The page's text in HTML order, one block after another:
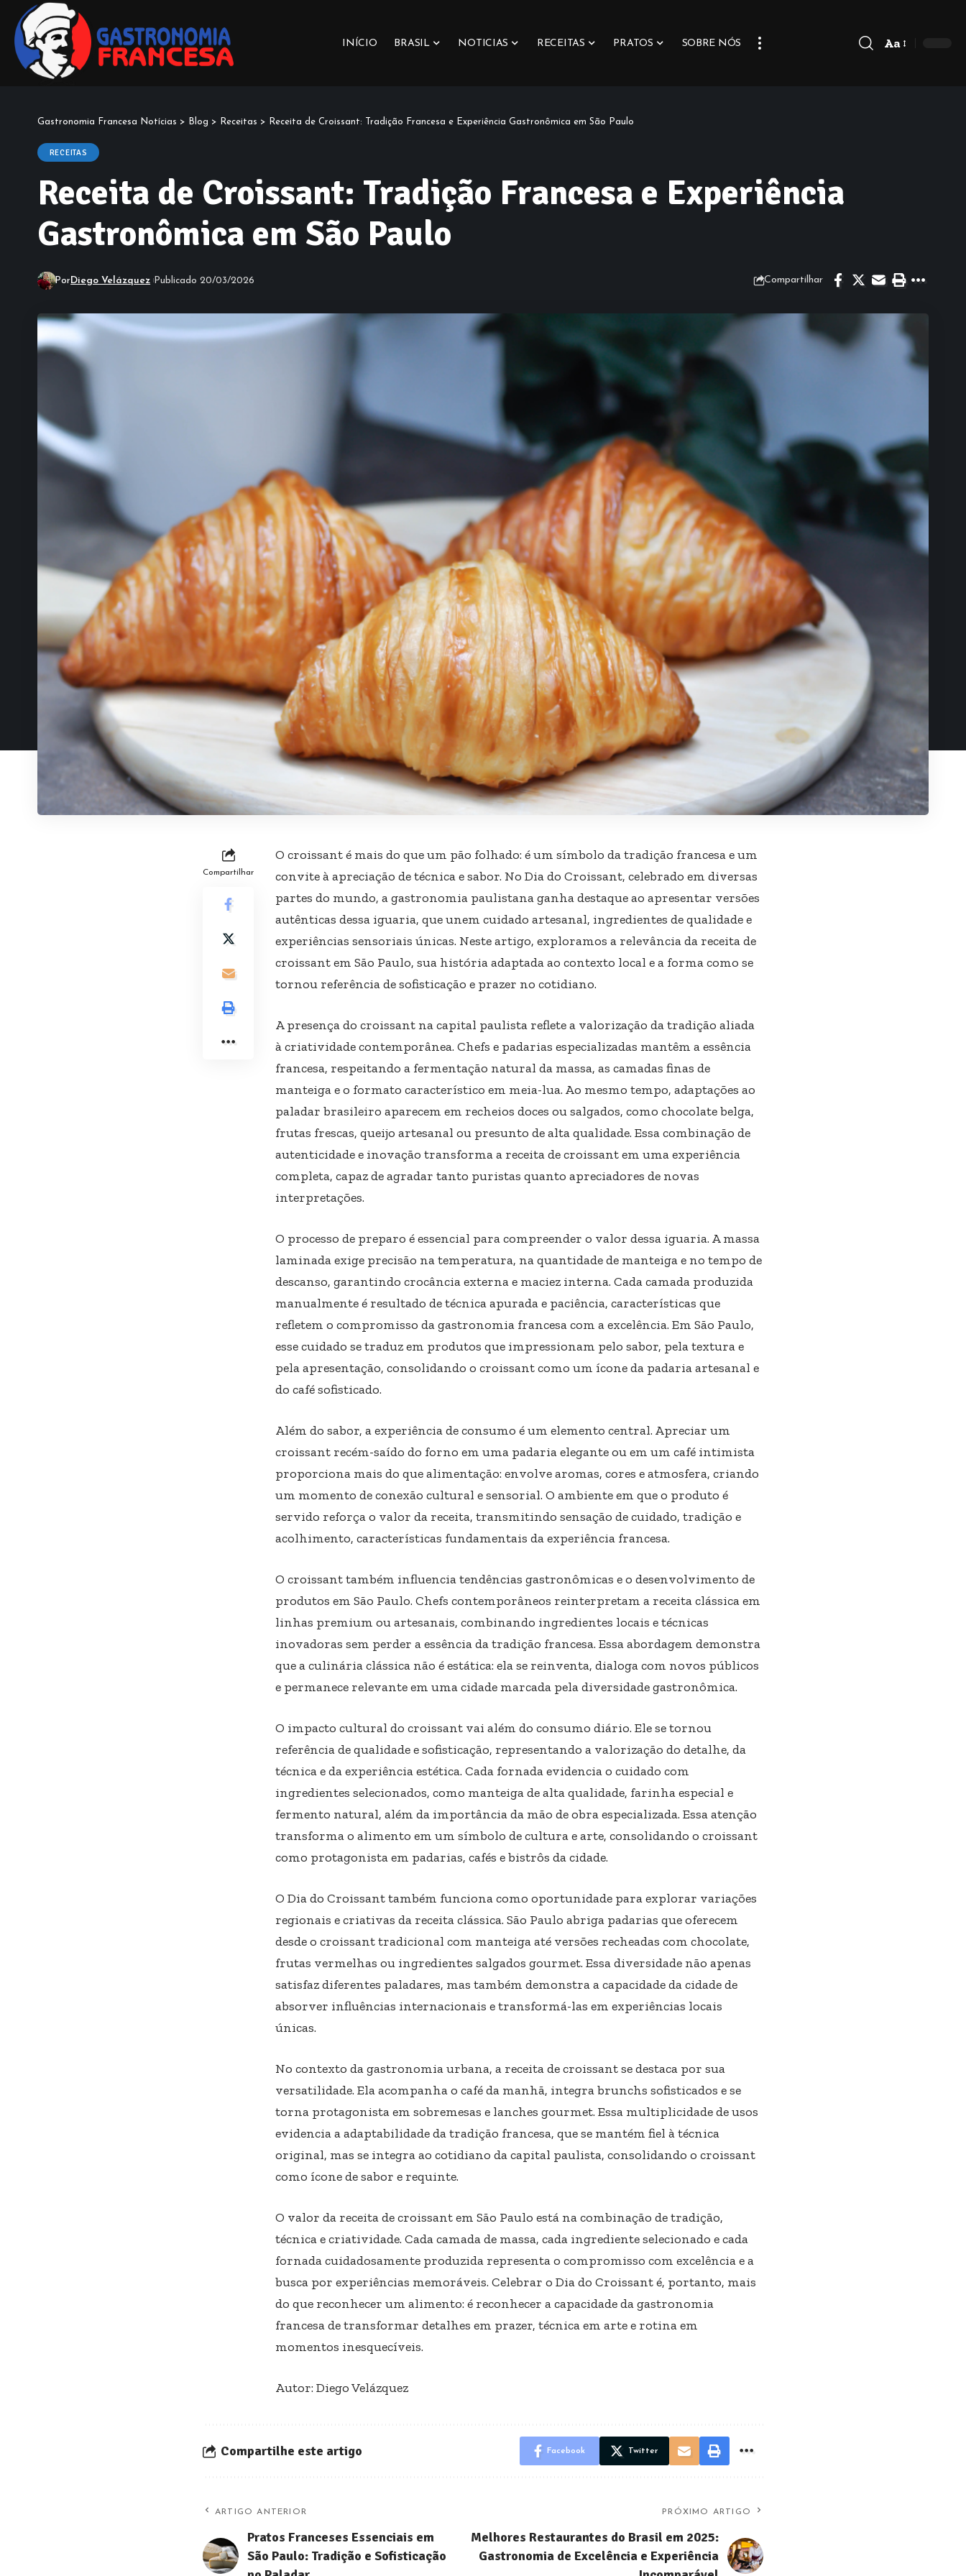
INÍCIO BRASIL NOTICIAS RECEITAS PRATOS SOBRE NÓS Aa
Gastronomia Francesa Notícias > Blog > Receitas > Receita de Croissant: Tradição Francesa e Experiência Gastronômica em São Paulo
RECEITAS
Receita de Croissant: Tradição Francesa e Experiência
Gastronômica em São Paulo
PorDiego Velázquez Publicado 20/03/2026 Compartilhar
Compartilhar
O croissant é mais do que um pão folhado: é um símbolo da tradição francesa e um
convite à apreciação de técnica e sabor. No Dia do Croissant, celebrado em diversas
partes do mundo, a gastronomia paulistana ganha destaque ao apresentar versões
autênticas dessa iguaria, que unem cuidado artesanal, ingredientes de qualidade e
experiências sensoriais únicas. Neste artigo, exploramos a relevância da receita de
croissant em São Paulo, sua história adaptada ao contexto local e a forma como se
tornou referência de sofisticação e prazer no cotidiano.
A presença do croissant na capital paulista reflete a valorização da tradição aliada
à criatividade contemporânea. Chefs e padarias especializadas mantêm a essência
francesa, respeitando a fermentação natural da massa, as camadas finas de
manteiga e o formato característico em meia-lua. Ao mesmo tempo, adaptações ao
paladar brasileiro aparecem em recheios doces ou salgados, como chocolate belga,
frutas frescas, queijo artesanal ou presunto de alta qualidade. Essa combinação de
autenticidade e inovação transforma a receita de croissant em uma experiência
completa, capaz de agradar tanto puristas quanto apreciadores de novas
interpretações.
O processo de preparo é essencial para compreender o valor dessa iguaria. A massa
laminada exige precisão na temperatura, na quantidade de manteiga e no tempo de
descanso, garantindo crocância externa e maciez interna. Cada camada produzida
manualmente é resultado de técnica apurada e paciência, características que
refletem o compromisso da gastronomia francesa com a excelência. Em São Paulo,
esse cuidado se traduz em produtos que impressionam pelo sabor, pela textura e
pela apresentação, consolidando o croissant como um ícone da padaria artesanal e
do café sofisticado.
Além do sabor, a experiência de consumo é um elemento central. Apreciar um
croissant recém-saído do forno em uma padaria elegante ou em um café intimista
proporciona mais do que alimentação: envolve aromas, cores e atmosfera, criando
um momento de conexão cultural e sensorial. O ambiente em que o produto é
servido reforça o valor da receita, transmitindo sensação de cuidado, tradição e
acolhimento, características fundamentais da experiência francesa.
O croissant também influencia tendências gastronômicas e o desenvolvimento de
produtos em São Paulo. Chefs contemporâneos reinterpretam a receita clássica em
linhas premium ou artesanais, combinando ingredientes locais e técnicas
inovadoras sem perder a essência da tradição francesa. Essa abordagem demonstra
que a culinária clássica não é estática: ela se reinventa, dialoga com novos públicos
e permanece relevante em uma cidade marcada pela diversidade gastronômica.
O impacto cultural do croissant vai além do consumo diário. Ele se tornou
referência de qualidade e sofisticação, representando a valorização do detalhe, da
técnica e da experiência estética. Cada fornada evidencia o cuidado com
ingredientes selecionados, como manteiga de alta qualidade, farinha especial e
fermento natural, além da importância da mão de obra especializada. Essa atenção
transforma o alimento em um símbolo de cultura e arte, consolidando o croissant
como protagonista em padarias, cafés e bistrôs da cidade.
O Dia do Croissant também funciona como oportunidade para explorar variações
regionais e criativas da receita clássica. São Paulo abriga padarias que oferecem
desde o croissant tradicional com manteiga até versões recheadas com chocolate,
frutas vermelhas ou ingredientes salgados gourmet. Essa diversidade não apenas
satisfaz diferentes paladares, mas também demonstra a capacidade da cidade de
absorver influências internacionais e transformá-las em experiências locais
únicas.
No contexto da gastronomia urbana, a receita de croissant se destaca por sua
versatilidade. Ela acompanha o café da manhã, integra brunchs sofisticados e se
torna protagonista em sobremesas e lanches gourmet. Essa multiplicidade de usos
evidencia a adaptabilidade da tradição francesa, que se mantém fiel à técnica
original, mas se integra ao cotidiano da capital paulista, consolidando o croissant
como ícone de sabor e requinte.
O valor da receita de croissant em São Paulo está na combinação de tradição,
técnica e criatividade. Cada camada de massa, cada ingrediente selecionado e cada
fornada cuidadosamente produzida representa o compromisso com excelência e a
busca por experiências memoráveis. Celebrar o Dia do Croissant é, portanto, mais
do que reconhecer um alimento: é reconhecer a capacidade da gastronomia
francesa de transformar detalhes em prazer, técnica em arte e rotina em
momentos inesquecíveis.
Autor: Diego Velázquez
Compartilhe este artigo Facebook Twitter
ARTIGO ANTERIOR
Pratos Franceses Essenciais em
São Paulo: Tradição e Sofisticação
PRÓXIMO ARTIGO
Melhores Restaurantes do Brasil em 2025:
Gastronomia de Excelência e Experiência